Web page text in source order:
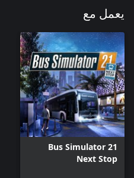
يعمل مع
Bus Simulator 21
Next Stop